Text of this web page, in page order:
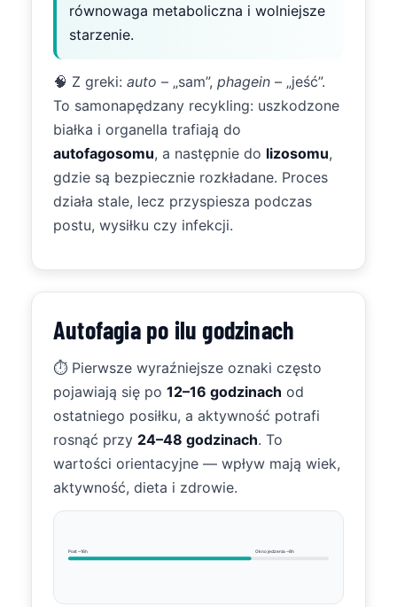
równowaga metaboliczna i wolniejsze
starzenie.
🧠 Z greki: auto – „sam”, phagein – „jeść”.
To samonapędzany recykling: uszkodzone
białka i organella trafiają do
autofagosomu, a następnie do lizosomu,
gdzie są bezpiecznie rozkładane. Proces
działa stale, lecz przyspiesza podczas
postu, wysiłku czy infekcji.
Autofagia po ilu godzinach
⏱️ Pierwsze wyraźniejsze oznaki często
pojawiają się po 12–16 godzinach od
ostatniego posiłku, a aktywność potrafi
rosnąć przy 24–48 godzinach. To
wartości orientacyjne — wpływ mają wiek,
aktywność, dieta i zdrowie.
Post ~16h Okno jedzenia ~8h